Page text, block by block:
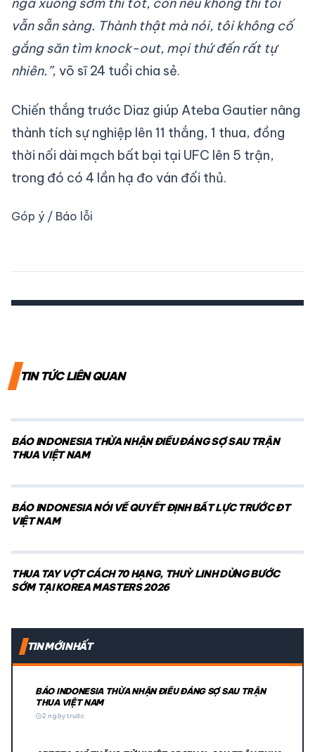
ngã xuống sớm thì tốt, còn nếu không thì tôi
vẫn sẵn sàng. Thành thật mà nói, tôi không cố
gắng săn tìm knock-out, mọi thứ đến rất tự
nhiên.”, võ sĩ 24 tuổi chia sẻ.
Chiến thắng trước Diaz giúp Ateba Gautier nâng
thành tích sự nghiệp lên 11 thắng, 1 thua, đồng
thời nối dài mạch bất bại tại UFC lên 5 trận,
trong đó có 4 lần hạ đo ván đối thủ.
Góp ý / Báo lỗi
TIN TỨC LIÊN QUAN
BÁO INDONESIA THỪA NHẬN ĐIỀU ĐÁNG SỢ SAU TRẬN
THUA VIỆT NAM
BÁO INDONESIA NÓI VỀ QUYẾT ĐỊNH BẤT LỰC TRƯỚC ĐT
VIỆT NAM
THUA TAY VỢT CÁCH 70 HẠNG, THUỲ LINH DỪNG BƯỚC
SỚM TẠI KOREA MASTERS 2026
TIN MỚI NHẤT
BÁO INDONESIA THỪA NHẬN ĐIỀU ĐÁNG SỢ SAU TRẬN
THUA VIỆT NAM
schedule2 ngày trước